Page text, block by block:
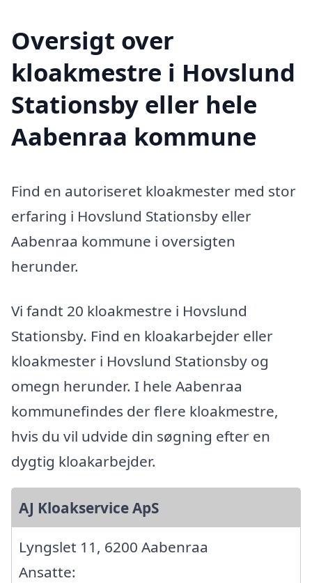
Oversigt over
kloakmestre i Hovslund
Stationsby eller hele
Aabenraa kommune
Find en autoriseret kloakmester med stor
erfaring i Hovslund Stationsby eller
Aabenraa kommune i oversigten
herunder.
Vi fandt 20 kloakmestre i Hovslund
Stationsby. Find en kloakarbejder eller
kloakmester i Hovslund Stationsby og
omegn herunder. I hele Aabenraa
kommunefindes der flere kloakmestre,
hvis du vil udvide din søgning efter en
dygtig kloakarbejder.
AJ Kloakservice ApS
Lyngslet 11, 6200 Aabenraa
Ansatte: